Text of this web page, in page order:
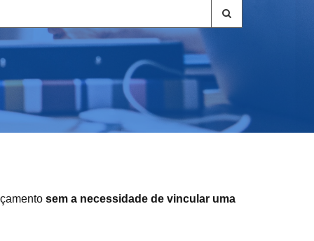
sem a necessidade de vincular uma